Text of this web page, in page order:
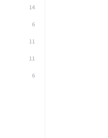
14
6
11
11
6